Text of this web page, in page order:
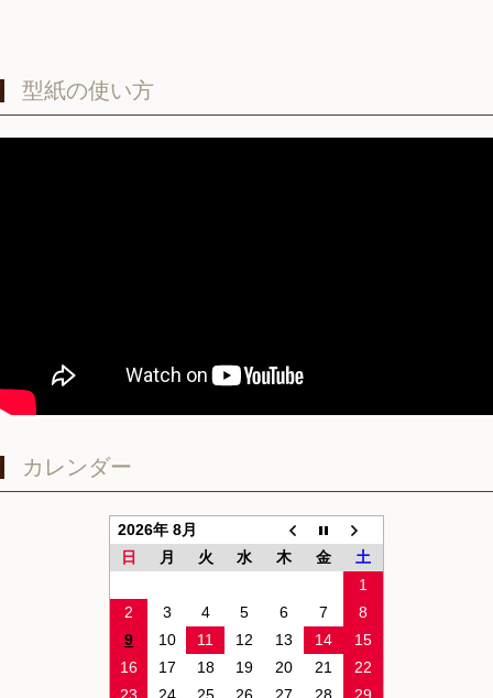
型紙の使い方
カレンダー
2026年 8月
日
月 火 水 木 金
土
1
2
3 4 5 6 7
8
9
10 11 12 13 14
15
16
17 18 19 20 21
22